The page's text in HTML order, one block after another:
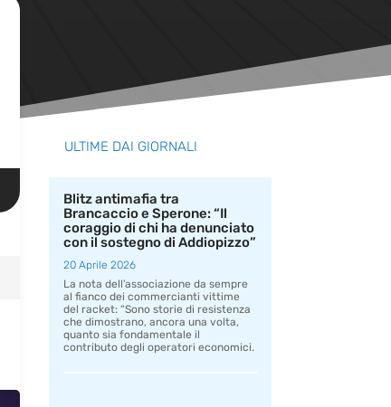
ULTIME DAI GIORNALI
Blitz antimafia tra
Brancaccio e Sperone: “Il
coraggio di chi ha denunciato
con il sostegno di Addiopizzo”
20 Aprile 2026
La nota dell’associazione da sempre
al fianco dei commercianti vittime
del racket: “Sono storie di resistenza
che dimostrano, ancora una volta,
quanto sia fondamentale il
contributo degli operatori economici.